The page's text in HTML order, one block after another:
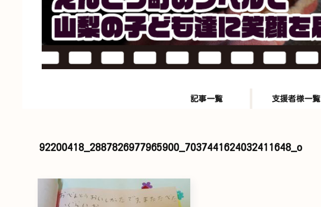
記事一覧 支援者様一覧
92200418_2887826977965900_7037441624032411648_o